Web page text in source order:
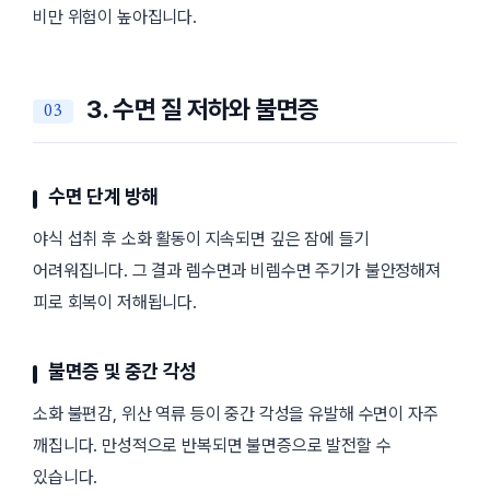
비만 위험이 높아집니다.
3. 수면 질 저하와 불면증
수면 단계 방해
야식 섭취 후 소화 활동이 지속되면 깊은 잠에 들기
어려워집니다. 그 결과 렘수면과 비렘수면 주기가 불안정해져
피로 회복이 저해됩니다.
불면증 및 중간 각성
소화 불편감, 위산 역류 등이 중간 각성을 유발해 수면이 자주
깨집니다. 만성적으로 반복되면 불면증으로 발전할 수
있습니다.